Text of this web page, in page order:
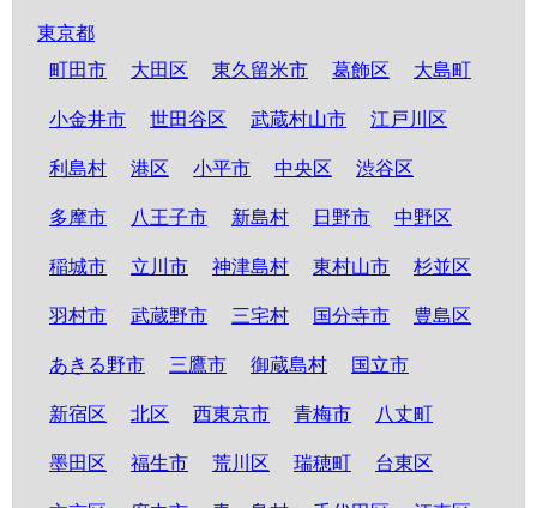
東京都
町田市
大田区 東久留米市 葛飾区 大島町
小金井市 世田谷区 武蔵村山市 江戸川区
利島村 港区 小平市 中央区 渋谷区
多摩市 八王子市 新島村 日野市 中野区
稲城市 立川市 神津島村 東村山市 杉並区
羽村市 武蔵野市 三宅村 国分寺市 豊島区
あきる野市 三鷹市 御蔵島村 国立市
新宿区 北区 西東京市 青梅市 八丈町
墨田区 福生市 荒川区 瑞穂町 台東区